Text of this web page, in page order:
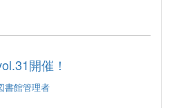
開催！
書館管理者